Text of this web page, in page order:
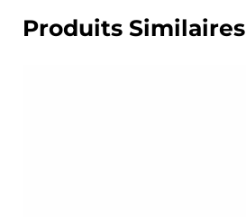
Produits Similaires